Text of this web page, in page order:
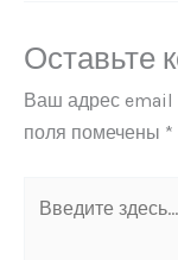
Оставьте
Ваш адрес email
поля помечены *
здесь...